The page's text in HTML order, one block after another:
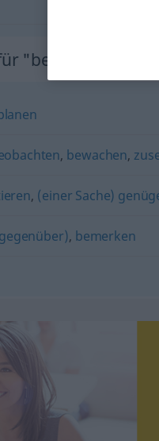
"beachten"
, bewachen,
, (einer Sache)
, bemerken